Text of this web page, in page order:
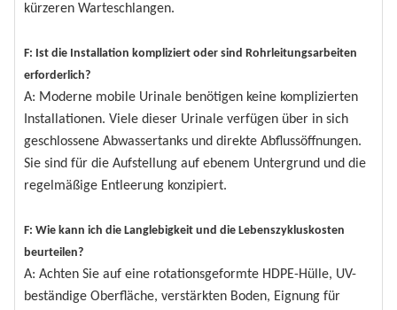
kürzeren Warteschlangen.
F: Ist die Installation kompliziert oder sind Rohrleitungsarbeiten
erforderlich?
A: Moderne mobile Urinale benötigen keine komplizierten
Installationen. Viele dieser Urinale verfügen über in sich
geschlossene Abwassertanks und direkte Abflussöffnungen.
Sie sind für die Aufstellung auf ebenem Untergrund und die
regelmäßige Entleerung konzipiert.
F: Wie kann ich die Langlebigkeit und die Lebenszykluskosten
beurteilen?
A: Achten Sie auf eine rotationsgeformte HDPE-Hülle, UV-
beständige Oberfläche, verstärkten Boden, Eignung für